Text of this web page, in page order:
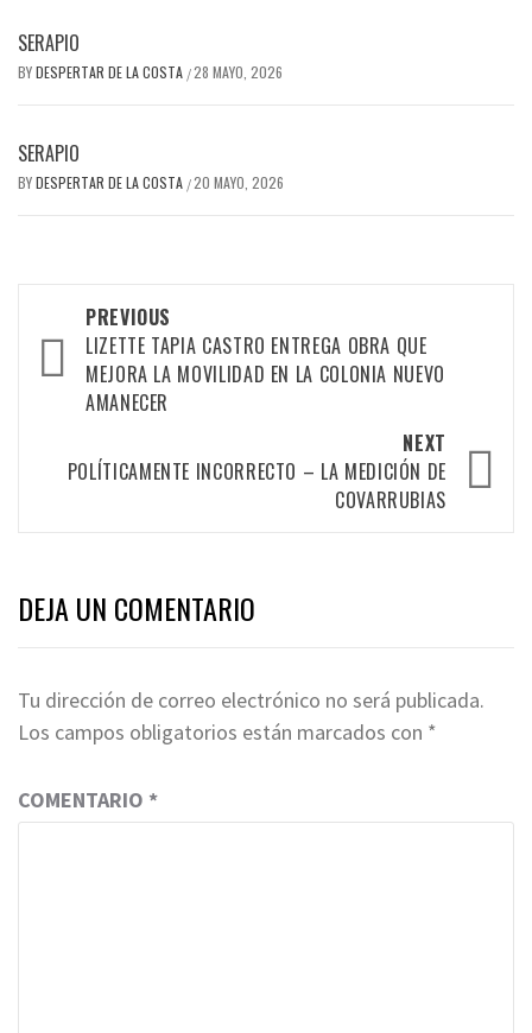
SERAPIO
BYDESPERTAR DE LA COSTA /28 MAYO, 2026
SERAPIO
BYDESPERTAR DE LA COSTA /20 MAYO, 2026
navigation
PREVIOUS
LIZETTE TAPIA CASTRO ENTREGA OBRA QUE
MEJORA LA MOVILIDAD EN LA COLONIA NUEVO
AMANECER
NEXT
POLÍTICAMENTE INCORRECTO – LA MEDICIÓN DE
COVARRUBIAS
DEJA UN COMENTARIO
Tu dirección de correo electrónico no será publicada.
Los campos obligatorios están marcados con *
COMENTARIO *